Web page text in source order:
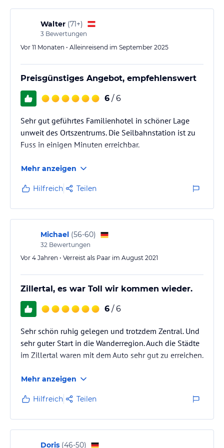
eine Skiaufbewahrung zur Verfügung. In der Umgebung des Hotels
können Sie auch Wandern, Skifahren und Radfahren genießen.
Verfasst von HolidayCheck mit Hilfe von KI. Alle
Angaben ohne Gewähr. Bitte lies vor der Buchung die
verbindlichenAngebotsdetailsdes jeweiligen Veranstalters.
Walter (71+)
3 Bewertungen
Vor 11 Monaten • Alleinreisend im September 2025
Preisgünstiges Angebot, empfehlenswert
6 / 6
Sehr gut geführtes Familienhotel in schöner Lage
unweit des Ortszentrums. Die Seilbahnstation ist zu
Fuss in einigen Minuten erreichbar.
Mehr anzeigen
Hilfreich Teilen
Michael (56-60)
32 Bewertungen
Vor 4 Jahren • Verreist als Paar im August 2021
Zillertal, es war Toll wir kommen wieder.
6 / 6
Sehr schön ruhig gelegen und trotzdem Zentral. Und
sehr guter Start in die Wanderregion. Auch die Städte
im Zillertal waren mit dem Auto sehr gut zu erreichen.
Mehr anzeigen
Hilfreich Teilen
Doris (46-50)